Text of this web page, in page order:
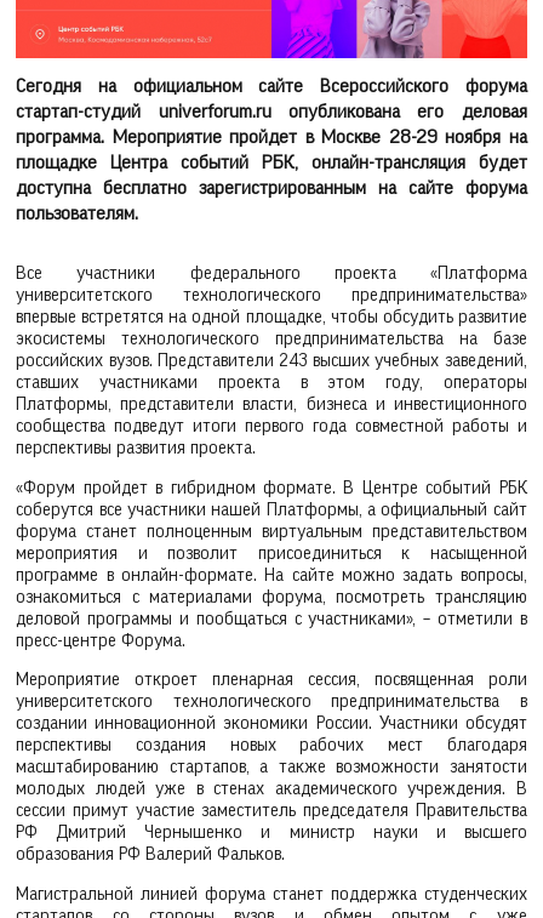
Сегодня на официальном сайте Всероссийского форума
стартап-студий univerforum.ru опубликована его деловая
программа. Мероприятие пройдет в Москве 28-29 ноября на
площадке Центра событий РБК, онлайн-трансляция будет
доступна бесплатно зарегистрированным на сайте форума
пользователям.
Все участники федерального проекта «Платформа
университетского технологического предпринимательства»
впервые встретятся на одной площадке, чтобы обсудить развитие
экосистемы технологического предпринимательства на базе
российских вузов. Представители 243 высших учебных заведений,
ставших участниками проекта в этом году, операторы
Платформы, представители власти, бизнеса и инвестиционного
сообщества подведут итоги первого года совместной работы и
перспективы развития проекта.
«Форум пройдет в гибридном формате. В Центре событий РБК
соберутся все участники нашей Платформы, а официальный сайт
форума станет полноценным виртуальным представительством
мероприятия и позволит присоединиться к насыщенной
программе в онлайн-формате. На сайте можно задать вопросы,
ознакомиться с материалами форума, посмотреть трансляцию
деловой программы и пообщаться с участниками», – отметили в
пресс-центре Форума.
Мероприятие откроет пленарная сессия, посвященная роли
университетского технологического предпринимательства в
создании инновационной экономики России. Участники обсудят
перспективы создания новых рабочих мест благодаря
масштабированию стартапов, а также возможности занятости
молодых людей уже в стенах академического учреждения. В
сессии примут участие заместитель председателя Правительства
РФ Дмитрий Чернышенко и министр науки и высшего
образования РФ Валерий Фальков.
Магистральной линией форума станет поддержка студенческих